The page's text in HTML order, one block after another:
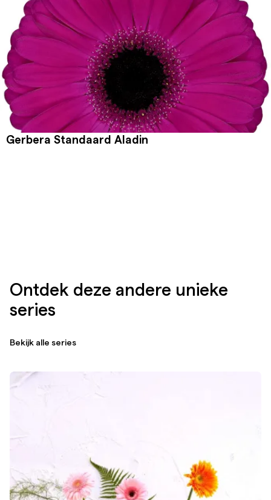
Gerbera Standaard Aladin
Ontdek deze andere unieke
series
Bekijk alle series